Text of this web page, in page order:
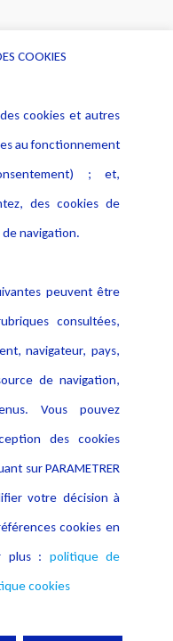
COOKIES
cookies et autres
au fonctionnement
; et,
des cookies de
de navigation.
peuvent être
consultées,
navigateur, pays,
de navigation,
Vous pouvez
des cookies
sur PARAMETRER
votre décision à
cookies en
plus : politique de
cookies